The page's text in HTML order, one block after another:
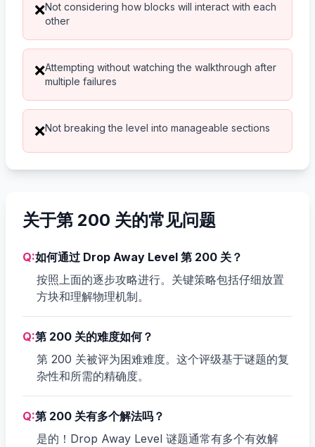
❌Not considering how blocks will interact with each
other
❌Attempting without watching the walkthrough after
multiple failures
❌Not breaking the level into manageable sections
关于第 200 关的常见问题
Q:如何通过 Drop Away Level 第 200 关？
按照上面的逐步攻略进行。关键策略包括仔细放置
方块和理解物理机制。
Q:第 200 关的难度如何？
第 200 关被评为困难难度。这个评级基于谜题的复
杂性和所需的精确度。
Q:第 200 关有多个解法吗？
是的！Drop Away Level 谜题通常有多个有效解